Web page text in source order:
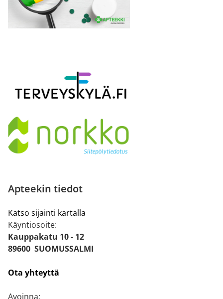
Apteekin tiedot
Katso sijainti kartalla
Käyntiosoite:
Kauppakatu 10 - 12
89600 SUOMUSSALMI
Ota yhteyttä
Avoinna: